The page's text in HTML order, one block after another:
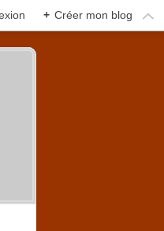
+ Créer mon blog